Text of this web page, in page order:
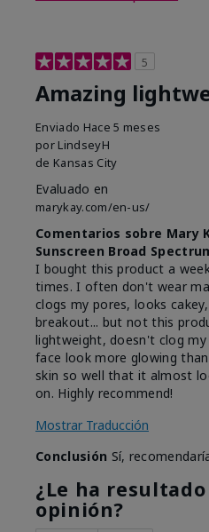
5
Amazing
Enviado Hace 5 meses
por LindseyH
de Kansas City
Evaluado en
marykay.com/en-us/
Comentarios sobre Mary
Sunscreen Broad
I bought this product a
times. I often don't wear
clogs my pores, looks
breakout... but not this
lightweight, doesn't clog
face look more glowing
skin so well that it almost
on. Highly recommend!
Mostrar Traducción
Conclusión Sí,
¿Le ha
opinión?